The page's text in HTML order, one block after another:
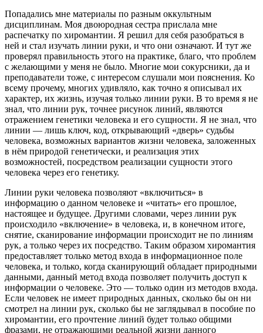
Попадались мне материалы по разным оккультным
дисциплинам. Моя двоюродная сестра прислала мне
распечатку по хиромантии. Я решил для себя разобраться в
ней и стал изучать линии руки, и что они означают. И тут же
проверял правильность этого на практике, благо, что проблем
с желающими у меня не было. Многие мои сокурсники, да и
преподаватели тоже, с интересом слушали мои пояснения. Ко
всему прочему, многих удивляло, как точно я описывал их
характер, их жизнь, изучая только линии руки. В то время я не
знал, что линии рук, точнее рисунок линий, являются
отражением генетики человека и его сущности. Я не знал, что
линии — лишь ключ, код, открывающий «дверь» судьбы
человека, возможных вариантов жизни человека, заложенных
в нём природой генетически, и реализация этих
возможностей, посредством реализации сущности этого
человека через его генетику.
Линии руки человека позволяют «включиться» в
информацию о данном человеке и «читать» его прошлое,
настоящее и будущее. Другими словами, через линии рук
происходило «включение» в человека, и, в конечном итоге,
снятие, сканирование информации происходит не по линиям
рук, а только через их посредство. Таким образом хиромантия
предоставляет только метод входа в информационное поле
человека, и только, когда сканирующий обладает природными
данными, данный метод входа позволяет получить доступ к
информации о человеке. Это — только один из методов входа.
Если человек не имеет природных данных, сколько бы он ни
смотрел на линии рук, сколько бы не заглядывал в пособие по
хиромантии, его прочтение линий будет только общими
фразами, не отражающими реальной жизни данного